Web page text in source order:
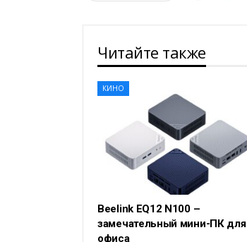
Читайте также
КИНО
Beelink EQ12 N100 –
замечательный мини-ПК для
офиса